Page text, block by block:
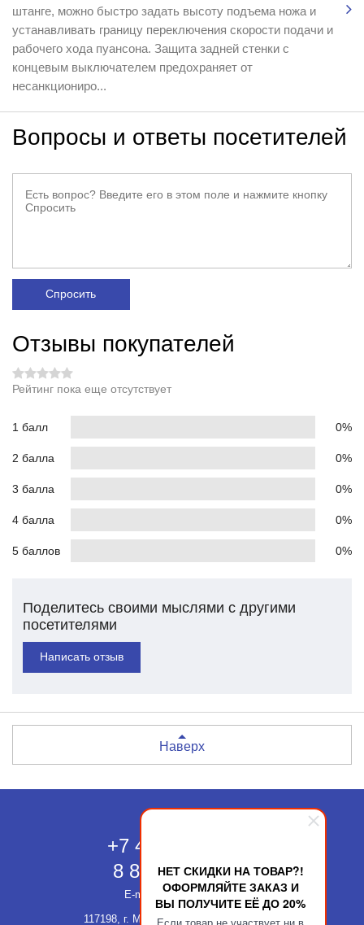
НЕТ СКИДКИ НА ТОВАР?!
ОФОРМЛЯЙТЕ ЗАКАЗ И
ВЫ ПОЛУЧИТЕ ЕЁ ДО 20%
штанге, можно быстро задать высоту подъема ножа и
устанавливать границу переключения скорости подачи и
рабочего хода пуансона. Защита задней стенки с
концевым выключателем предохраняет от
несанкциониро...
Вопросы и ответы посетителей
Спросить
Отзывы покупателей
Рейтинг пока еще отсутствует
1 балл 0%
2 балла 0%
3 балла 0%
4 балла 0%
5 баллов 0%
Поделитесь своими мыслями с другими
посетителями
Написать отзыв
Наверх
+7 495 118-43-83
8 800 511-52-66
E-mail:
info@kupatika.ru
117198, г. Москва, ул. Миклухо-Маклая,